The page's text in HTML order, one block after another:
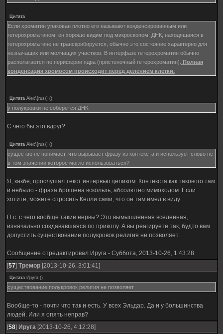
Цитата
Если хроматин упакован плотно его называют конденсированным или
гетерохроматином, он хорошо видим под микроскопом. ДНК, находящаяся в
гетерохроматине не транскрибируется, обычно это состояние характерно для
незначащих или молчащих участков. В интерфазе гетерохроматин обычно
располагается по периферии ядра (пристеночный гетерохроматин).
Полная
конденсация хромосом происходит перед делением клетки.
Цитата Alex\[rus\] ()
у полукровки не соберется ДНК.
С чего бы это вдруг?
Цитата Alex\[rus\] ()
существо не понимает, что вырывает фразу из контекста и использует слово не
в том значении которое могло использоваться?
Я, какбе, прослушал текст интервью целиком. Контекста как такового там
и небыло - фраза брошена вскользь, абсолютно мимоходом. Если
хотите, можете спросить Келли сами, что он там имел в виду.
П.с. с чего вообще такие нервы? Это вымышленная вселенная,
изначально создававшаяся по приколу. А вы реагируете так, будто вам
допустить существование полукровок религия не позволяет.
Сообщение отредактировал Ируга - Суббота, 2013-10-26, 1:43:28
[57] Тремор [2013-10-26, 3:01:41]
Цитата Ируга ()
существование полукровок религия не позволяет
Вообще-то - почти что так и есть. У всех Эльдар. Да и у большинства
людей. Или я опять неправ?
[58] Ируга [2013-10-26, 4:12:28]